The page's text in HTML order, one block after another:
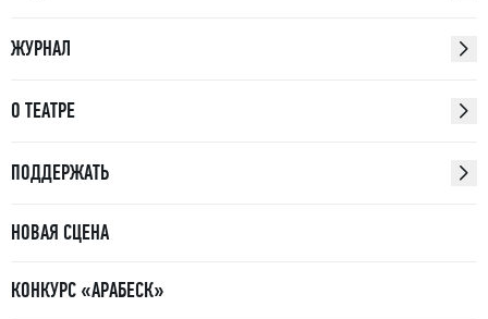
ЖУРНАЛ
О ТЕАТРЕ
ПОДДЕРЖАТЬ
НОВАЯ СЦЕНА
КОНКУРС «АРАБЕСК»